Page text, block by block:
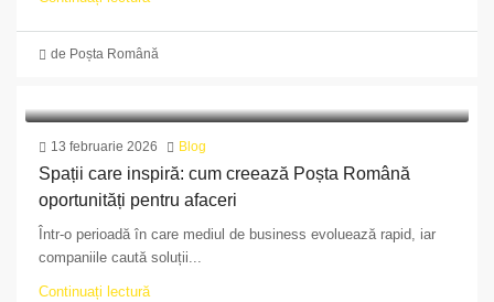
de Poșta Română
13 februarie 2026 Blog
Spații care inspiră: cum creează Poșta Română
oportunități pentru afaceri
Într-o perioadă în care mediul de business evoluează rapid, iar
companiile caută soluții...
Continuați lectură